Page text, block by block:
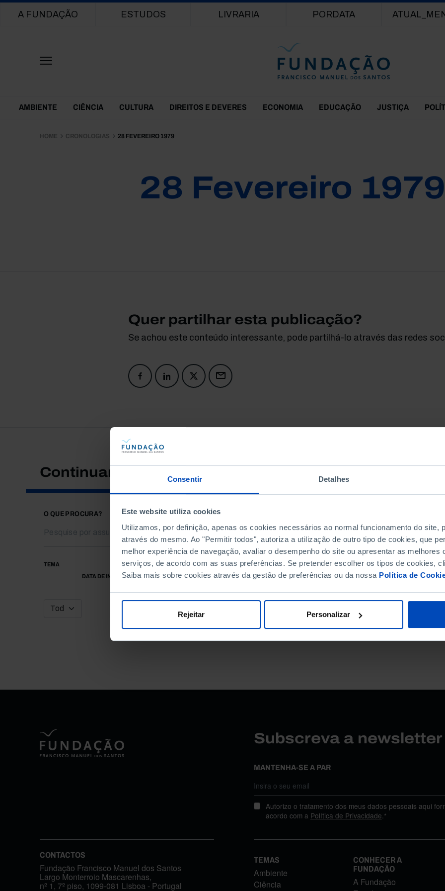
Consentir Detalhes
Este website utiliza cookies
Utilizamos, por definição, apenas os cookies necessários ao normal funcionamento do site,
através do mesmo. Ao "Permitir todos", autoriza a utilização de outro tipo de cookies, que
melhor experiência de navegação, avaliar o desempenho do site ou apresentar as melhores
serviços, de acordo com as suas preferências. Se pretender escolher os tipos de cookies,
Saiba mais sobre cookies através da gestão de preferências ou da nossa Política de
Rejeitar Personalizar
Main navigation
A FUNDAÇÃO ESTUDOS LIVRARIA PORDATA
Themes Menu
AMBIENTE CIÊNCIA CULTURA DIREITOS E DEVERES ECONOMIA EDUCAÇÃO JUSTIÇA
HOME CRONOLOGIAS 28 FEVEREIRO 1979
28 Fevereiro 1979
Quer partilhar esta publicação?
Se achou este conteúdo interessante, pode partilhá-lo através das redes
Continuar a pesquisar
O QUE PROCURA?
TEMA
DATA DE INÍCIO
DATA DE FIM
Subscreva a
MANTENHA-SE A PAR
Autorizo o tratamento dos meus dados pessoais aqui
acordo com a Política de Privacidade.*
CONTACTOS
Fundação Francisco Manuel dos Santos
Largo Monterroio Mascarenhas,
nº 1, 7º piso, 1099-081 Lisboa - Portugal
TEMAS
Ambiente
Ciência
CONHECER A
FUNDAÇÃO
A Fundação